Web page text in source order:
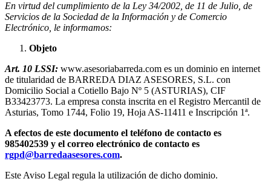
En virtud del cumplimiento de la Ley 34/2002, de 11 de Julio, de
Servicios de la Sociedad de la Información y de Comercio
Electrónico, le informamos:
Objeto
Art. 10 LSSI: www.asesoriabarreda.com es un dominio en internet
de titularidad de BARREDA DIAZ ASESORES, S.L. con
Domicilio Social a Cotiello Bajo Nº 5 (ASTURIAS), CIF
B33423773. La empresa consta inscrita en el Registro Mercantil de
Asturias, Tomo 1744, Folio 19, Hoja AS-11411 e Inscripción 1ª.
A efectos de este documento el teléfono de contacto es
985402539 y el correo electrónico de contacto es
rgpd@barredaasesores.com.
Este Aviso Legal regula la utilización de dicho dominio.